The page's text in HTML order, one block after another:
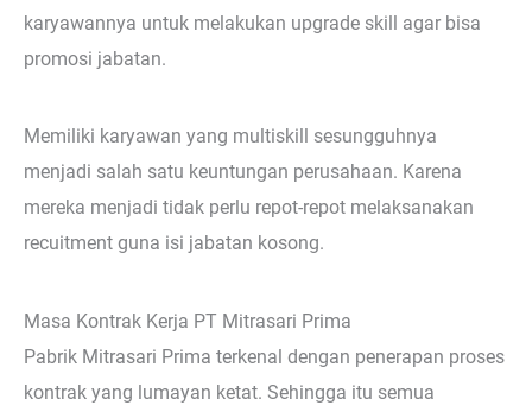
karyawannya untuk melakukan upgrade skill agar bisa
promosi jabatan.
Memiliki karyawan yang multiskill sesungguhnya
menjadi salah satu keuntungan perusahaan. Karena
mereka menjadi tidak perlu repot-repot melaksanakan
recuitment guna isi jabatan kosong.
Masa Kontrak Kerja PT Mitrasari Prima
Pabrik Mitrasari Prima terkenal dengan penerapan proses
kontrak yang lumayan ketat. Sehingga itu semua